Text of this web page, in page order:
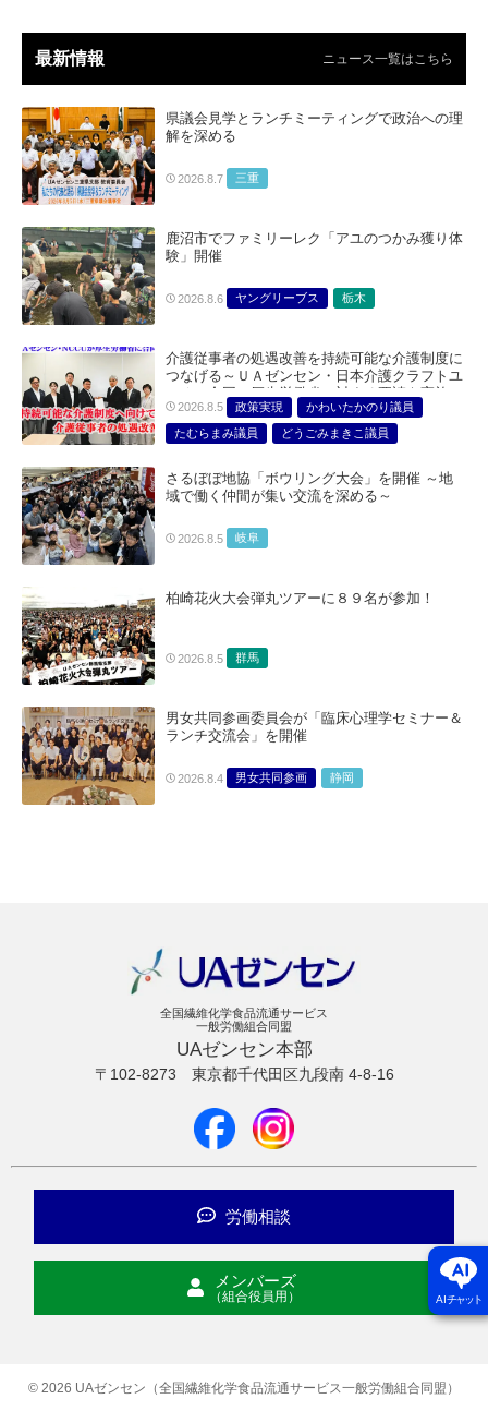
AIチャット
最新情報 ニュース一覧はこちら
県議会見学とランチミーティングで政治への理
解を深める
2026.8.7 三重
鹿沼市でファミリーレク「アユのつかみ獲り体
験」開催
2026.8.6 ヤングリーブス 栃木
介護従事者の処遇改善を持続可能な介護制度に
つなげる～ＵＡゼンセン・日本介護クラフトユ
ニオン合同で厚生労働省に対する要請を実施～
2026.8.5 政策実現
かわいたかのり議員
たむらまみ議員
どうごみまきこ議員
さるぼぼ地協「ボウリング大会」を開催 ～地
域で働く仲間が集い交流を深める～
2026.8.5 岐阜
柏崎花火大会弾丸ツアーに８９名が参加！
2026.8.5 群馬
男女共同参画委員会が「臨床心理学セミナー＆
ランチ交流会」を開催
2026.8.4 男女共同参画 静岡
全国繊維化学食品流通サービス
一般労働組合同盟
UAゼンセン本部
〒102-8273 東京都千代田区九段南 4-8-16
労働相談
メンバーズ
（組合役員用）
© 2026 UAゼンセン（全国繊維化学食品流通サービス一般労働組合同盟）